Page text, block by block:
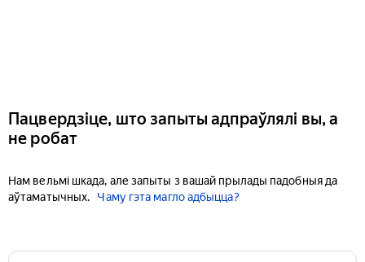
Пацвердзіце, што запыты адпраўлялі вы, а
не робат
Нам вельмі шкада, але запыты з вашай прылады падобныя да
аўтаматычных.
Чаму гэта магло адбыцца?